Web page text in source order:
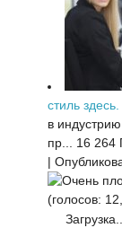
стиль здесь.
в
пр... 16 264
|
(голосов: